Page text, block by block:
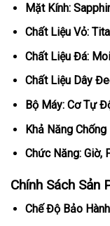
Mặt Kính:
Chất Liệu Vỏ:
Chất Liệu Đá:
Chất Liệu Dây
Bộ Máy: Cơ Tự
Khả Năng
Chức Năng: Giờ,
Chính Sách Sản
Chế Độ Bảo